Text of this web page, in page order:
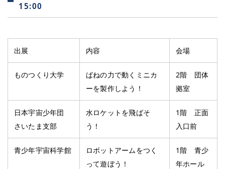
15:00
出展 内容 会場
ものつくり大学
ばねの力で動くミニカ
ーを製作しよう！
2階 団体
拠室
日本宇宙少年団
さいたま支部
水ロケットを飛ばそ
う！
1階 正面
入口前
青少年宇宙科学館
ロボットアームをつく
って遊ぼう！
1階 青少
年ホール